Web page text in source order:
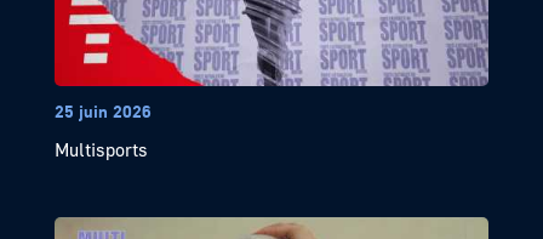
25 juin 2026
Multisports